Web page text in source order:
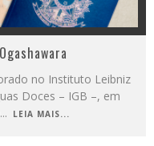
no Instituto Leibniz
Doces – IGB –, em
... LEIA MAIS...